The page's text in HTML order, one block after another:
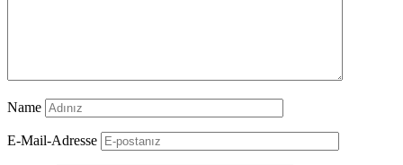
Name
E-Mail-Adresse